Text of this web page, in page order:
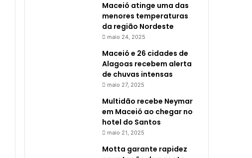
Maceió atinge uma das
menores temperaturas
da região Nordeste
maio 24, 2025
Maceió e 26 cidades de
Alagoas recebem alerta
de chuvas intensas
maio 27, 2025
Multidão recebe Neymar
em Maceió ao chegar no
hotel do Santos
maio 21, 2025
Motta garante rapidez